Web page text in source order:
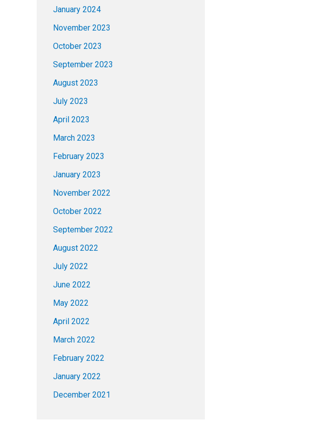
January 2024
November 2023
October 2023
September 2023
August 2023
July 2023
April 2023
March 2023
February 2023
January 2023
November 2022
October 2022
September 2022
August 2022
July 2022
June 2022
May 2022
April 2022
March 2022
February 2022
January 2022
December 2021